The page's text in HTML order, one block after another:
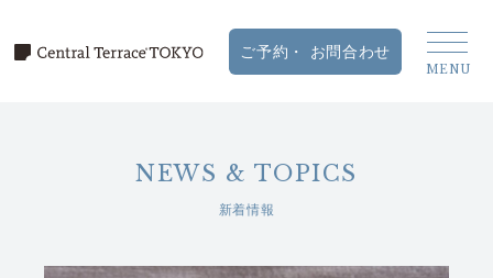
NEWS & TOPICS
新着情報